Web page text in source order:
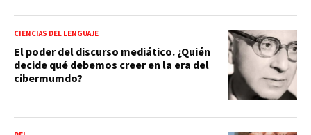
CIENCIAS DEL LENGUAJE
El poder del discurso mediático. ¿Quién
decide qué debemos creer en la era del
cibermumdo?